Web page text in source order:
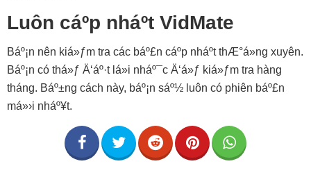
Luôn cáº­p nháº­t VidMate
Báº¡n nên kiá»ƒm tra các báº£n cáº­p nháº­t thÆ°á»ng xuyên.
Báº¡n có thá»ƒ Ä‘áº·t lá»i nháº¯c Ä‘á»ƒ kiá»ƒm tra hàng
tháng. Báº±ng cách này, báº¡n sáº½ luôn có phiên báº£n
má»›i nháº¥t.